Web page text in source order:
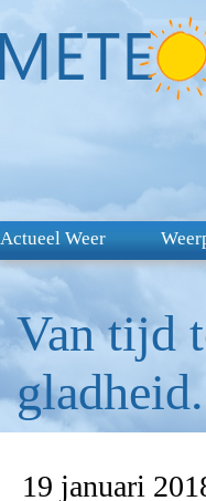
Actueel Weer
Van tijd
gladheid.
19 januari